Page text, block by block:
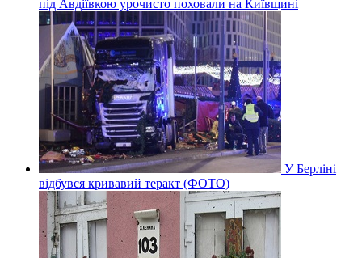
під Авдіївкою урочисто поховали на Київщині
У Берліні
відбувся кривавий теракт (ФОТО)